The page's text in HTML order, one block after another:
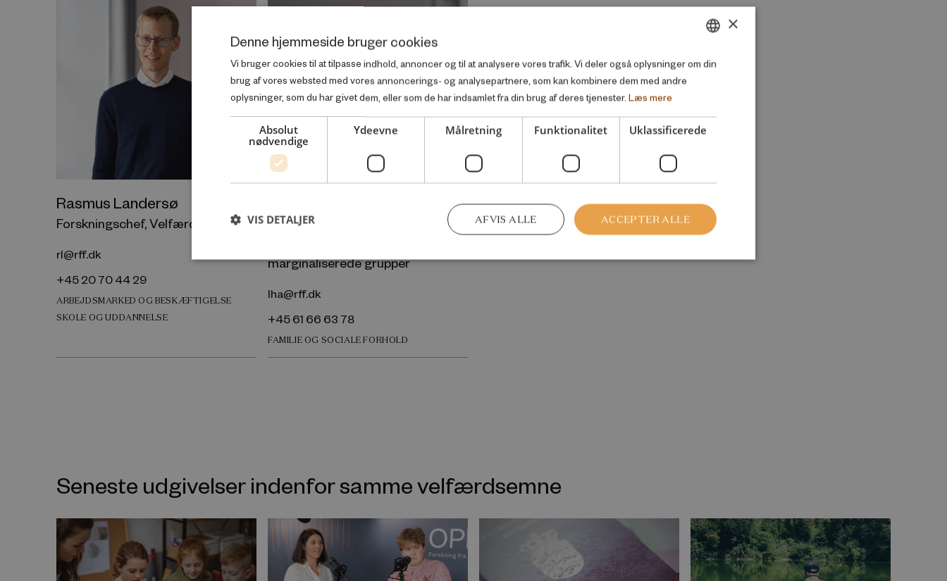
Rasmus Landersø
Forskningschef, Velfærd
rl@rff.dk
+45 20 70 44 29
ARBEJDSMARKED OG BESKÆFTIGELSE
SKOLE OG UDDANNELSE
Forskningsprofessor og
marginaliserede grupper
lha@rff.dk
+45 61 66 63 78
FAMILIE OG SOCIALE FORHOLD
Seneste udgivelser indenfor samme velfærdsemne
DANISH
×
Denne hjemmeside bruger cookies
Vi bruger cookies til at tilpasse indhold, annoncer og til at analysere vores trafik. Vi deler også oplysninger om din
brug af vores websted med vores annoncerings- og analysepartnere, som kan kombinere dem med andre
oplysninger, som du har givet dem, eller som de har indsamlet fra din brug af deres tjenester. Læs mere
Absolut
nødvendige
Ydeevne Målretning Funktionalitet Uklassificerede
ACCEPTER ALLE
AFVIS ALLE
VIS DETALJER